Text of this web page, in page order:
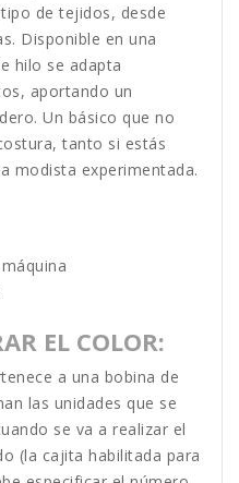
de tejidos, desde
Disponible en una
hilo se adapta
aportando un
Un básico que no
tanto si estás
modista experimentada.
EL COLOR:
a una bobina de
las unidades que se
se va a realizar el
(la cajita habilitada para